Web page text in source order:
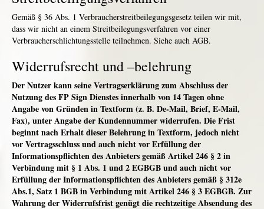
Gemäß § 36 Abs. 1 Verbraucherstreitbeilegungsgesetz teilen wir mit,
dass wir nicht an einem Streitbeilegungsverfahren vor einer
Verbraucherschlichtungsstelle teilnehmen. Siehe auch AGB.
Widerrufsrecht und –belehrung
Der Nutzer kann seine Vertragserklärung zum Abschluss der
Nutzung des FP Sign Dienstes innerhalb von 14 Tagen ohne
Angabe von Gründen in Textform (z. B. De-Mail, Brief, E-Mail,
Fax), unter Angabe der Kundennummer widerrufen. Die Frist
beginnt nach Erhalt dieser Belehrung in Textform, jedoch nicht
vor Vertragsschluss und auch nicht vor Erfüllung der
Informationspflichten des Anbieters gemäß Artikel 246 § 2 in
Verbindung mit § 1 Abs. 1 und 2 EGBGB und auch nicht vor
Erfüllung der Informationspflichten des Anbieters gemäß § 312e
Abs.1, Satz 1 BGB in Verbindung mit Artikel 246 § 3 EGBGB. Zur
Wahrung der Widerrufsfrist genügt die rechtzeitige Absendung des